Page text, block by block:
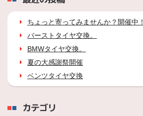
ちょっと寄ってみませんか？開催中！
バーストタイヤ交換。
BMWタイヤ交換。
夏の大感謝祭開催
ベンツタイヤ交換
カテゴリ